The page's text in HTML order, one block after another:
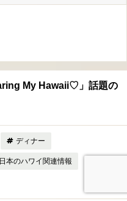
My Hawaii♡」話題の
ディナー
日本のハワイ関連情報